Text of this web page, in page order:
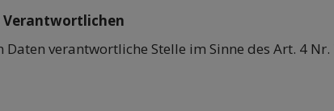
Verantwortlichen
verantwortliche Stelle im Sinne des Art. 4 Nr.